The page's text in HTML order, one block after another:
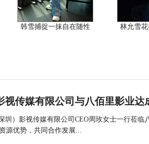
韩雪捕捉一抹自在随性 林允雪
视传媒有限公司与八佰里影业达
圳）影视传媒有限公司CEO周玫女士一行莅
源优势，共同合作发展...